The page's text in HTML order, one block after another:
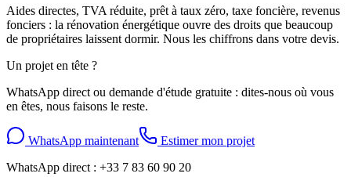
Aides directes, TVA réduite, prêt à taux zéro, taxe foncière, revenus
fonciers : la rénovation énergétique ouvre des droits que beaucoup
de propriétaires laissent dormir. Nous les chiffrons dans votre devis.
Un projet en tête ?
WhatsApp direct ou demande d'étude gratuite : dites-nous où vous
en êtes, nous faisons le reste.
WhatsApp maintenant
Estimer mon projet
WhatsApp direct : +33 7 83 60 90 20